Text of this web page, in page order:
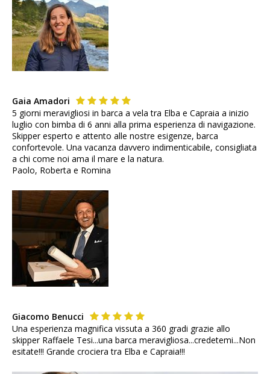
Gaia Amadori
5 giorni meravigliosi in barca a vela tra Elba e Capraia a inizio
luglio con bimba di 6 anni alla prima esperienza di navigazione.
Skipper esperto e attento alle nostre esigenze, barca
confortevole. Una vacanza davvero indimenticabile, consigliata
a chi come noi ama il mare e la natura.
Paolo, Roberta e Romina
Giacomo Benucci
Una esperienza magnifica vissuta a 360 gradi grazie allo
skipper Raffaele Tesi...una barca meravigliosa...credetemi...Non
esitate!!! Grande crociera tra Elba e Capraia!!!